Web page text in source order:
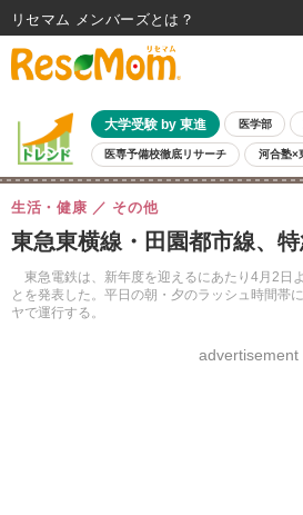
大学受験 by 東進 医学部
医専予備校徹底リサーチ 河合塾×
親子で考える大学選び 高校受験 中学受験
共通テスト 夏休み
8月開催イベント・WS 全国公立高校 過去問
自由研究教材（小学生向け） 自由研究教材（中学
東急東横線・田園都市線、
東急電鉄は、新年度を迎えるにあたり4月2日
とを発表した。平日の朝・夕のラッシュ時間帯
ヤで運行する。
生活・健康 その他
advertisement
リセマム メンバーズ